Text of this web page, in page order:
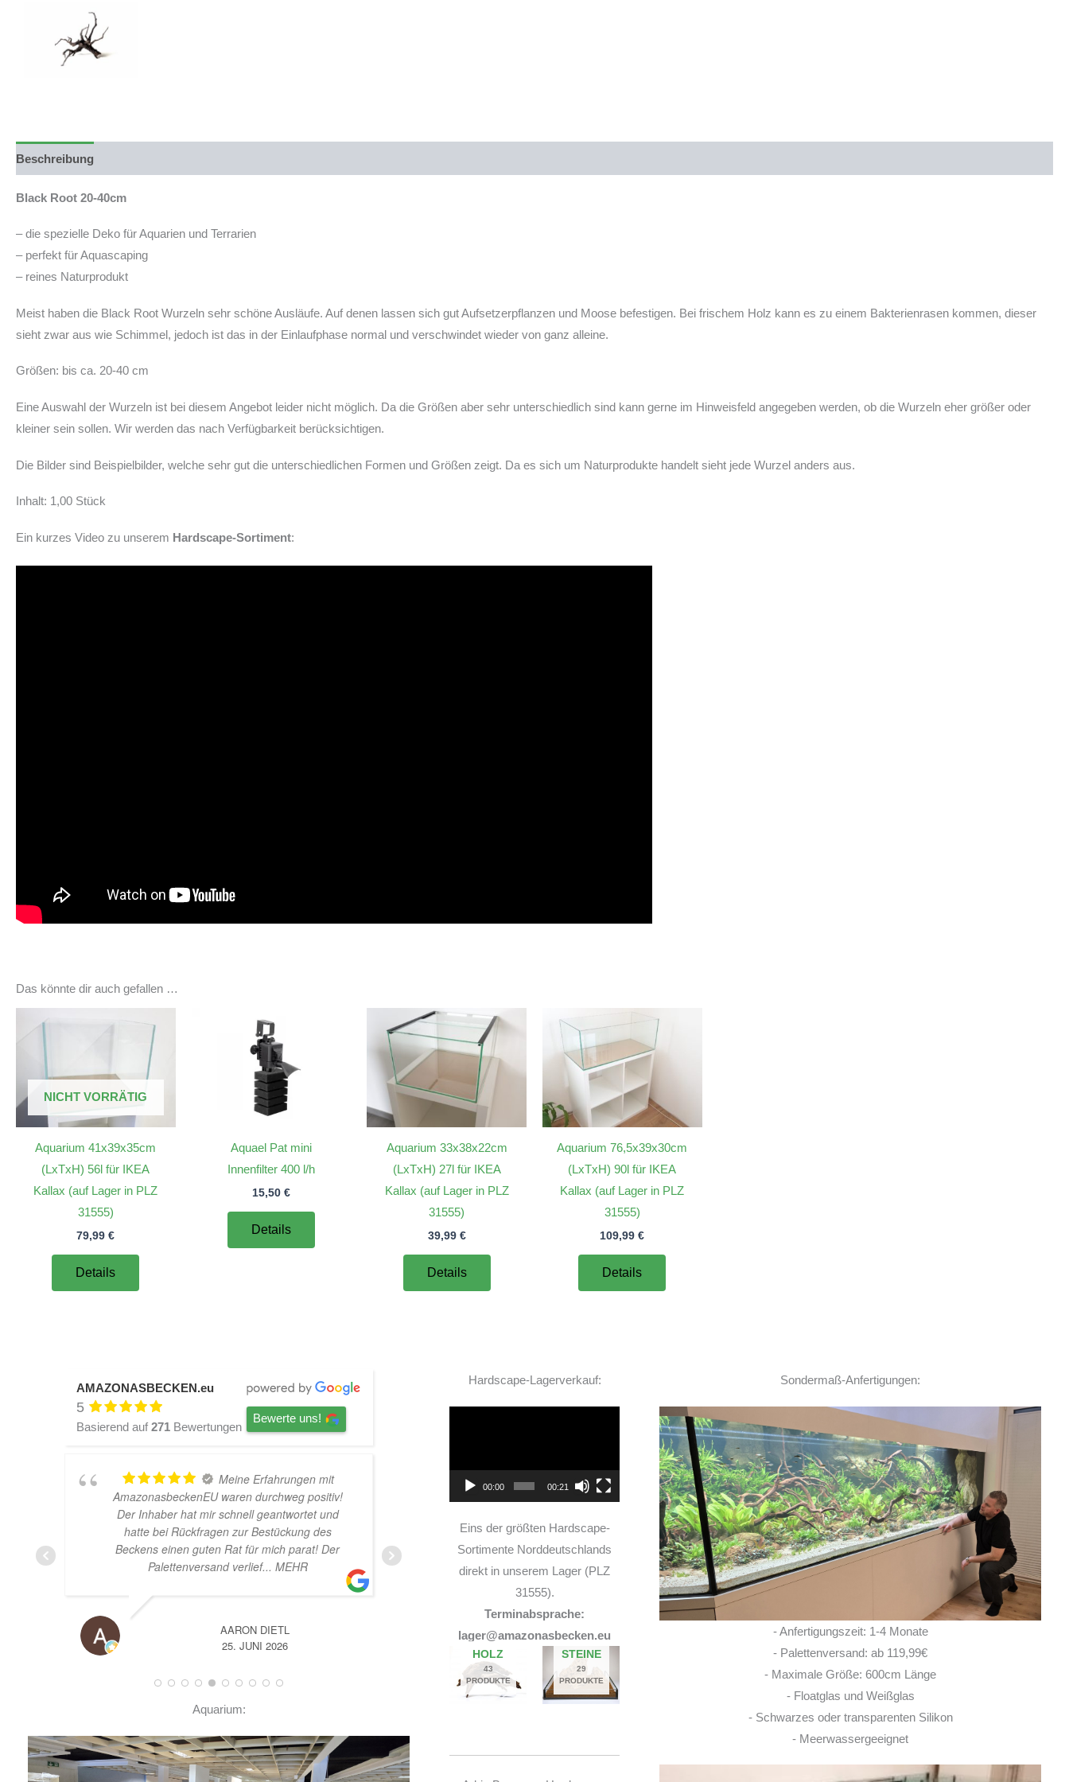
Beschreibung
Black Root 20-40cm
– die spezielle Deko für Aquarien und Terrarien
– perfekt für Aquascaping
– reines Naturprodukt
Meist haben die Black Root Wurzeln sehr schöne Ausläufe. Auf denen lassen sich gut Aufsetzerpflanzen und Moose befestigen. Bei frischem Holz kann es zu einem Bakterienrasen kommen, dieser
sieht zwar aus wie Schimmel, jedoch ist das in der Einlaufphase normal und verschwindet wieder von ganz alleine.
Größen: bis ca. 20-40 cm
Eine Auswahl der Wurzeln ist bei diesem Angebot leider nicht möglich. Da die Größen aber sehr unterschiedlich sind kann gerne im Hinweisfeld angegeben werden, ob die Wurzeln eher größer oder
kleiner sein sollen. Wir werden das nach Verfügbarkeit berücksichtigen.
Die Bilder sind Beispielbilder, welche sehr gut die unterschiedlichen Formen und Größen zeigt. Da es sich um Naturprodukte handelt sieht jede Wurzel anders aus.
Inhalt: 1,00 Stück
Ein kurzes Video zu unserem Hardscape-Sortiment:
Das könnte dir auch gefallen …
NICHT VORRÄTIG
Aquarium 41x39x35cm
(LxTxH) 56l für IKEA
Kallax (auf Lager in PLZ
31555)
79,99€
Details
Aquael Pat mini
Innenfilter 400 l/h
15,50 €
Details
Aquarium 33x38x22cm
(LxTxH) 27l für IKEA
Kallax (auf Lager in PLZ
31555)
39,99 €
Details
Aquarium 76,5x39x30cm
(LxTxH) 90l für IKEA
Kallax (auf Lager in PLZ
31555)
109,99€
Details
AMAZONASBECKEN.eu
5
Basierend auf 271 Bewertungen
Bewerte uns!
Meine Erfahrungen mit
AmazonasbeckenEU waren durchweg positiv!
Der Inhaber hat mir schnell geantwortet und
hatte bei Rückfragen zur Bestückung des
Beckens einen guten Rat für mich parat! Der
Palettenversand verlief... MEHR
AARON DIETL
25. JUNI 2026
TOP Hardscape im Laden
und sehr nette Beratung! Ich bin super Glücklich
A
14. JUNI 2026
Ich habe vor einem Jahr zwei
Rochen hier erworben. Von Anfang bis Ende
habe ich eine super kompetente und ehrliche
Beratung erhalten! Auch im Nachgang bei
Fragen, habe ich immer
... MEHR
LISA ROHRLACHE
10. JUNI 2026
Aquarium:
Hardscape-Lagerverkauf:
00:00 00:21
Eins der größten Hardscape-
Sortimente Norddeutschlands
direkt in unserem Lager (PLZ
31555).
Terminabsprache:
lager@amazonasbecken.eu
HOLZ
43
PRODUKTE
STEINE
29
PRODUKTE
Sondermaß-Anfertigungen:
- Anfertigungszeit: 1-4 Monate
- Palettenversand: ab 119,99€
- Maximale Größe: 600cm Länge
- Floatglas und Weißglas
- Schwarzes oder transparenten Silikon
- Meerwassergeeignet